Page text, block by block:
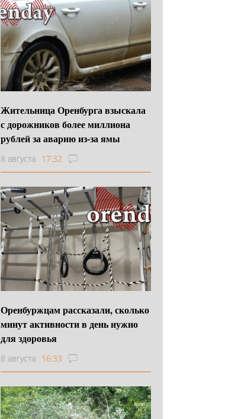
Жительница Оренбурга взыскала
с дорожников более миллиона
рублей за аварию из-за ямы
8 августа 17:32
Оренбуржцам рассказали, сколько
минут активности в день нужно
для здоровья
8 августа 16:33